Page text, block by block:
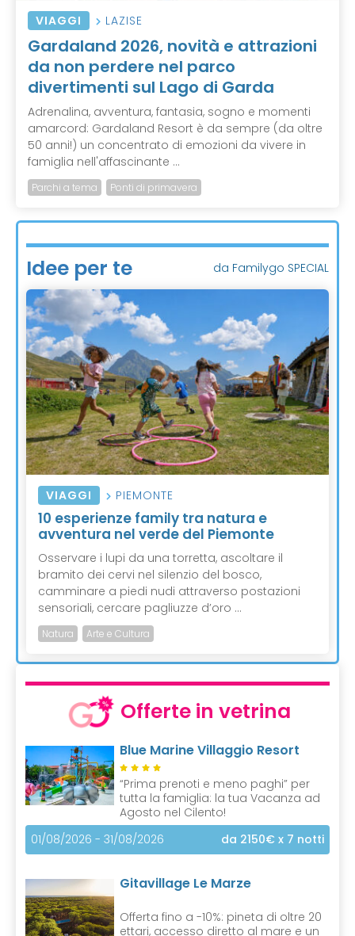
VIAGGI LAZISE
Gardaland 2026, novità e attrazioni
da non perdere nel parco
divertimenti sul Lago di Garda
Adrenalina, avventura, fantasia, sogno e momenti
amarcord: Gardaland Resort è da sempre (da oltre
50 anni!) un concentrato di emozioni da vivere in
famiglia nell'affascinante ...
Parchi a tema Ponti di primavera
Idee per te da Familygo SPECIAL
VIAGGI PIEMONTE
10 esperienze family tra natura e
avventura nel verde del Piemonte
Osservare i lupi da una torretta, ascoltare il
bramito dei cervi nel silenzio del bosco,
camminare a piedi nudi attraverso postazioni
sensoriali, cercare pagliuzze d’oro ...
Natura Arte e Cultura
Offerte in vetrina
Blue Marine Villaggio Resort
“Prima prenoti e meno paghi” per
tutta la famiglia: la tua Vacanza ad
Agosto nel Cilento!
01/08/2026 - 31/08/2026
da 2150€ x 7 notti
Gitavillage Le Marze
Offerta fino a -10%: pineta di oltre 20
ettari, accesso diretto al mare e un